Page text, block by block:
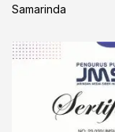
Samarinda